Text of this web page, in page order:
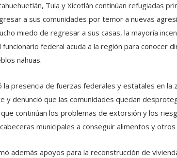
Tula y Xicotlán continúan refugiadas
a sus comunidades por temor a nuevas
miedo de regresar a sus casas, la mayoría
federal acuda a la región para conocer
nahuas.
la presencia de fuerzas federales y estatales en la
y denunció que las comunidades quedan
continúan los problemas de extorsión y los
municipales a conseguir alimentos y
además apoyos para la reconstrucción de